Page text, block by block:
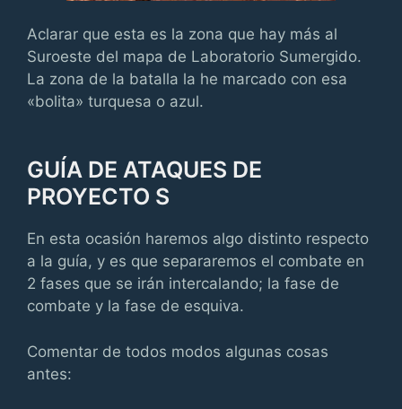
Aclarar que esta es la zona que hay más al
Suroeste del mapa de Laboratorio Sumergido.
La zona de la batalla la he marcado con esa
«bolita» turquesa o azul.
GUÍA DE ATAQUES DE
PROYECTO S
En esta ocasión haremos algo distinto respecto
a la guía, y es que separaremos el combate en
2 fases que se irán intercalando; la fase de
combate y la fase de esquiva.
Comentar de todos modos algunas cosas
antes: